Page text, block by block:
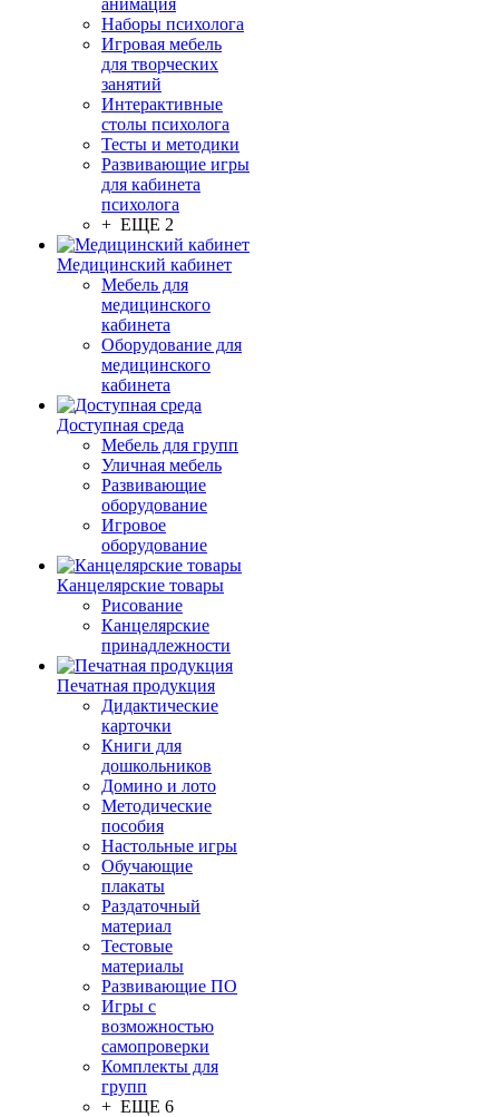
анимация
Наборы психолога
Игровая мебель
для творческих
занятий
Интерактивные
столы психолога
Тесты и методики
Развивающие игры
для кабинета
психолога
+ ЕЩЕ 2
Медицинский кабинет
Мебель для
медицинского
кабинета
Оборудование для
медицинского
кабинета
Доступная среда
Мебель для групп
Уличная мебель
Развивающие
оборудование
Игровое
оборудование
Канцелярские товары
Рисование
Канцелярские
принадлежности
Печатная продукция
Дидактические
карточки
Книги для
дошкольников
Домино и лото
Методические
пособия
Настольные игры
Обучающие
плакаты
Раздаточный
материал
Тестовые
материалы
Развивающие ПО
Игры с
возможностью
самопроверки
Комплекты для
групп
+ ЕЩЕ 6